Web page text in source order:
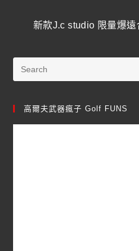
新款J.c studio 限量爆
高爾夫武器瘋子 Golf FUNS